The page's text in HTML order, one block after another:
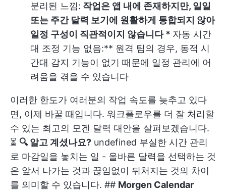
분리된 느낌: 작업은 앱 내에 존재하지만, 일일
또는 주간 달력 보기에 원활하게 통합되지 않아
일정 구성이 직관적이지 않습니다 * 자동 시간
대 조정 기능 없음:** 원격 팀의 경우, 동적 시
간대 감지 기능이 없기 때문에 일정 관리에 어
려움을 겪을 수 있습니다
이러한 한도가 여러분의 작업 속도를 늦추고 있다
면, 이제 바꿀 때입니다. 워크플로우를 더 잘 처리할
수 있는 최고의 모겐 달력 대안을 살펴보겠습니다.
⏳ 🔍 알고 계셨나요? undefined 부실한 시간 관리
로 마감일을 놓치는 일 - 올바른 달력을 선택하는 것
은 앞서 나가는 것과 끊임없이 뒤처지는 것의 차이
를 의미할 수 있습니다. ## Morgen Calendar